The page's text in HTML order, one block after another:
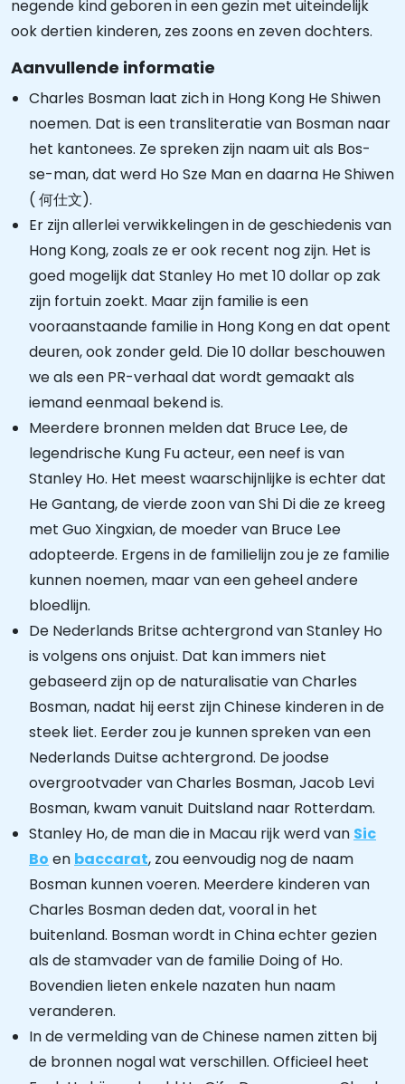
negende kind geboren in een gezin met uiteindelijk
ook dertien kinderen, zes zoons en zeven dochters.
Aanvullende informatie
Charles Bosman laat zich in Hong Kong He Shiwen
noemen. Dat is een transliteratie van Bosman naar
het kantonees. Ze spreken zijn naam uit als Bos-
se-man, dat werd Ho Sze Man en daarna He Shiwen
( 何仕文).
Er zijn allerlei verwikkelingen in de geschiedenis van
Hong Kong, zoals ze er ook recent nog zijn. Het is
goed mogelijk dat Stanley Ho met 10 dollar op zak
zijn fortuin zoekt. Maar zijn familie is een
vooraanstaande familie in Hong Kong en dat opent
deuren, ook zonder geld. Die 10 dollar beschouwen
we als een PR-verhaal dat wordt gemaakt als
iemand eenmaal bekend is.
Meerdere bronnen melden dat Bruce Lee, de
legendrische Kung Fu acteur, een neef is van
Stanley Ho. Het meest waarschijnlijke is echter dat
He Gantang, de vierde zoon van Shi Di die ze kreeg
met Guo Xingxian, de moeder van Bruce Lee
adopteerde. Ergens in de familielijn zou je ze familie
kunnen noemen, maar van een geheel andere
bloedlijn.
De Nederlands Britse achtergrond van Stanley Ho
is volgens ons onjuist. Dat kan immers niet
gebaseerd zijn op de naturalisatie van Charles
Bosman, nadat hij eerst zijn Chinese kinderen in de
steek liet. Eerder zou je kunnen spreken van een
Nederlands Duitse achtergrond. De joodse
overgrootvader van Charles Bosman, Jacob Levi
Bosman, kwam vanuit Duitsland naar Rotterdam.
Stanley Ho, de man die in Macau rijk werd van Sic
Bo en baccarat, zou eenvoudig nog de naam
Bosman kunnen voeren. Meerdere kinderen van
Charles Bosman deden dat, vooral in het
buitenland. Bosman wordt in China echter gezien
als de stamvader van de familie Doing of Ho.
Bovendien lieten enkele nazaten hun naam
veranderen.
In de vermelding van de Chinese namen zitten bij
de bronnen nogal wat verschillen. Officieel heet